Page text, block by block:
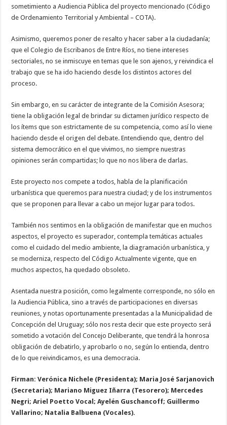
sometimiento a Audiencia Pública del proyecto mencionado (Código
de Ordenamiento Territorial y Ambiental – COTA).
Asimismo, queremos poner de resalto y hacer saber a la ciudadanía;
que el Colegio de Escribanos de Entre Ríos, no tiene intereses
sectoriales, no se inmiscuye en temas que le son ajenos, y reivindica el
trabajo que se ha ido haciendo desde los distintos actores del
proceso.
Sin embargo, en su carácter de integrante de la Comisión Asesora;
tiene la obligación legal de brindar su dictamen jurídico respecto de
los ítems que son estrictamente de su competencia, como así lo viene
haciendo desde el origen del debate. Entendiendo que, dentro del
sistema democrático en el que vivimos, no siempre nuestras
opiniones serán compartidas; lo que no nos libera de darlas.
Este proyecto nos compete a todos, habla de la planificación
urbanística que queremos para nuestra ciudad; y de los instrumentos
que se proponen para llevar a cabo un mejor lugar para todos.
También nos sentimos en la obligación de manifestar que en muchos
aspectos, el proyecto es superador, contempla temáticas actuales
como el cuidado del medio ambiente, la diagramación urbanística, y
se moderniza, respecto del Código Actualmente vigente, que en
muchos aspectos, ha quedado obsoleto.
Asentada nuestra posición, como legalmente corresponde, no sólo en
la Audiencia Pública, sino a través de participaciones en diversas
reuniones, y notas oportunamente presentadas a la Municipalidad de
Concepción del Uruguay; sólo nos resta decir que este proyecto será
sometido a votación del Concejo Deliberante, que tendrá la honrosa
obligación de debatirlo, y aprobarlo o no, según lo entienda, dentro
de lo que reivindicamos, es una democracia.
Firman: Verónica Nichele (Presidenta); Maria José Sarjanovich
(Secretaria); Mariano Miguez Iñarra (Tesorero); Mercedes
Negri; Ariel Poetto Vocal; Ayelén Guschancoff; Guillermo
Vallarino; Natalia Balbuena (Vocales).